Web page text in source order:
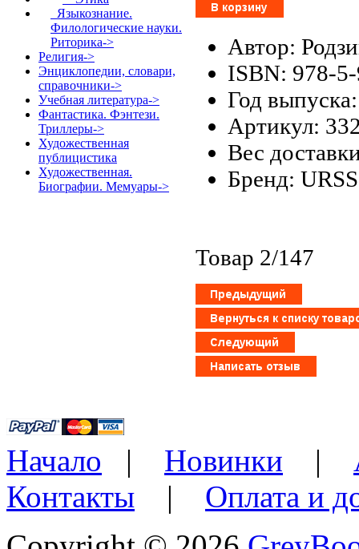
Языкознание.
Филологические науки.
Риторика->
Религия->
Энциклопедии, словари,
справочники->
Учебная литература->
Фантастика. Фэнтези.
Триллеры->
Художественная
публицистика
Художественная.
Биографии. Мемуары->
Автор:
ISBN: 978-
Год
Артикул:
Вес
Бренд: URSS
Товар 2/147
Начало | Новинки |
Контакты | Оплата и